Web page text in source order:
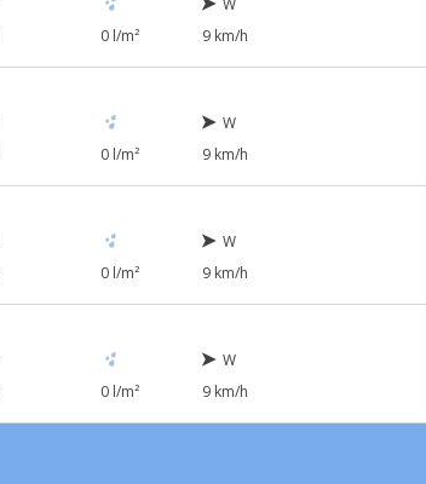
0 l/m²
W
9 km/h
0 l/m²
W
9 km/h
0 l/m²
W
9 km/h
0 l/m²
W
9 km/h